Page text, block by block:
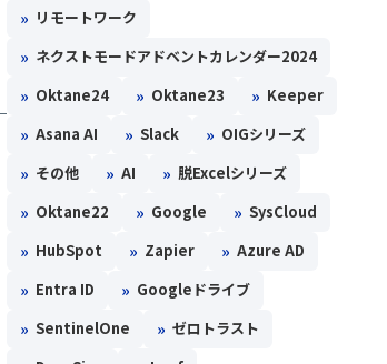
» リモートワーク
» ネクストモードアドベントカレンダー2024
» Oktane24 » Oktane23 » Keeper
» Asana AI » Slack » OIGシリーズ
» その他 » AI » 脱Excelシリーズ
» Oktane22 » Google » SysCloud
» HubSpot » Zapier » Azure AD
» Entra ID » Googleドライブ
» SentinelOne » ゼロトラスト